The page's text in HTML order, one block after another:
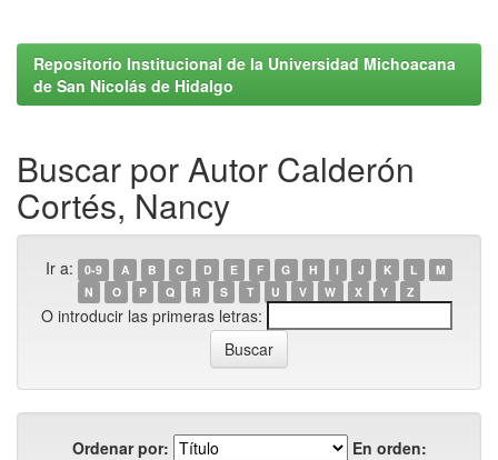
Repositorio Institucional de la Universidad Michoacana
de San Nicolás de Hidalgo
Buscar por Autor Calderón
Cortés, Nancy
Ir a: 0-9 A B C D E F G H I J K L
M
N
O P Q R S T U V W X Y Z
O introducir las primeras letras:
Ordenar por:
En orden: